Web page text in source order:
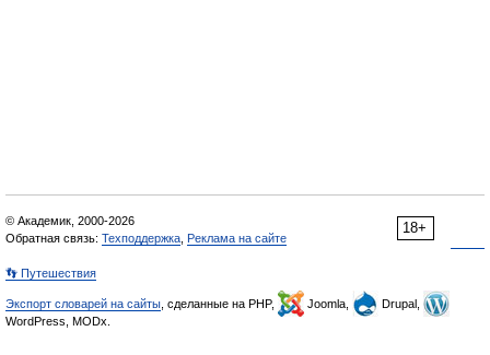
18+
© Академик, 2000-2026
Обратная связь: Техподдержка Реклама на сайте
👣 Путешествия
Экспорт словарей на сайты , сделанные на PHP, Joomla,
Drupal,
WordPress, MODx.